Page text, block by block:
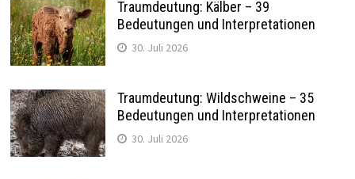
Traumdeutung: Kälber – 39
Bedeutungen und Interpretationen
30. Juli 2026
Traumdeutung: Wildschweine – 35
Bedeutungen und Interpretationen
30. Juli 2026